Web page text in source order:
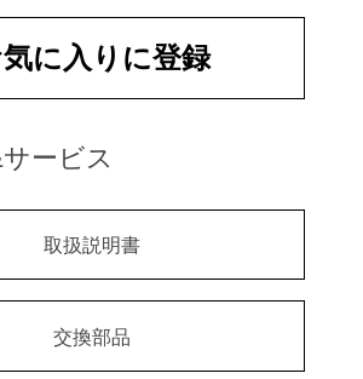
に入りに登録
ービス
取扱説明書
交換部品